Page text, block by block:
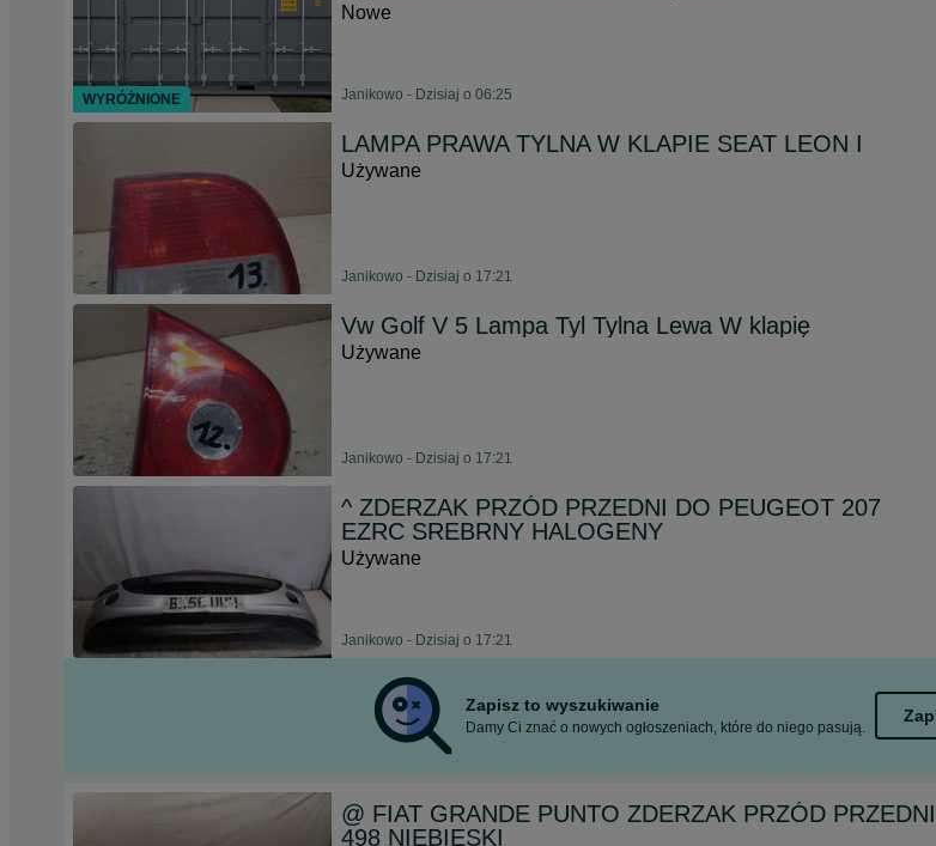
Nowe
Janikowo - Dzisiaj o 06:25
LAMPA PRAWA TYLNA W KLAPIE SEAT LEON I
Używane
Janikowo - Dzisiaj o 17:21
Vw Golf V 5 Lampa Tyl Tylna Lewa W klapię
Używane
Janikowo - Dzisiaj o 17:21
^ ZDERZAK PRZÓD PRZEDNI DO PEUGEOT 207
EZRC SREBRNY HALOGENY
Używane
Janikowo - Dzisiaj o 17:21
Zapisz to wyszukiwanie
Damy Ci znać o nowych ogłoszeniach, które do niego pasują.
@ FIAT GRANDE PUNTO ZDERZAK PRZÓD PRZEDNI
498 NIEBIESKI
WYRÓŻNIONE